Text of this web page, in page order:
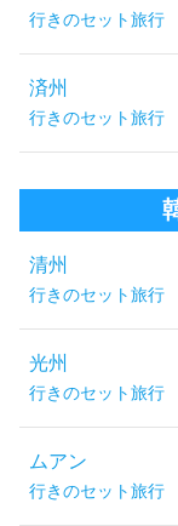
行きのセット旅行
済州
行きのセット旅行
清州
行きのセット旅行
光州
行きのセット旅行
ムアン
行きのセット旅行